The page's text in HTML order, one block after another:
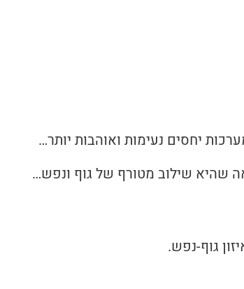
יחסים נעימות ואוהבות יותר…
שהיא שילוב מטורף של גוף ונפש…
גוף-נפש.